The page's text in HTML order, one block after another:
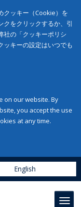
クッキー（Cookie）を
クをクリックするか、引
社の「クッキーポリシ
ッキーの設定はいつでも
on our website. By
you accept the use
at any time.
English